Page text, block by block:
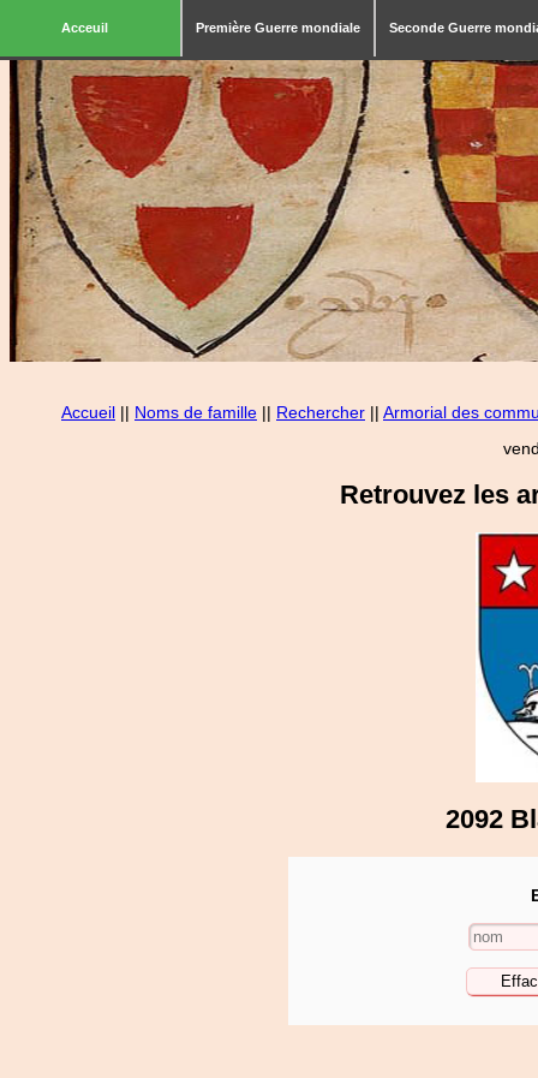
Acceuil Première Guerre mondiale Seconde Guerre
Accueil || Noms de famille || Rechercher || Armorial des
Retrouvez les
2092